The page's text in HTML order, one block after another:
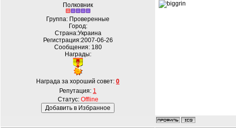
Полковник
Группа: Проверенные
Город:
Страна:Украина
Регистрация:2007-06-26
Сообщения: 180
Награды:
Награда за хороший совет: 0
Репутация: 1
Статус: Offline